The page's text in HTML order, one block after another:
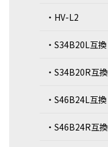
・HV-L2
・S34B20L互換
・S34B20R互換
・S46B24L互換
・S46B24R互換